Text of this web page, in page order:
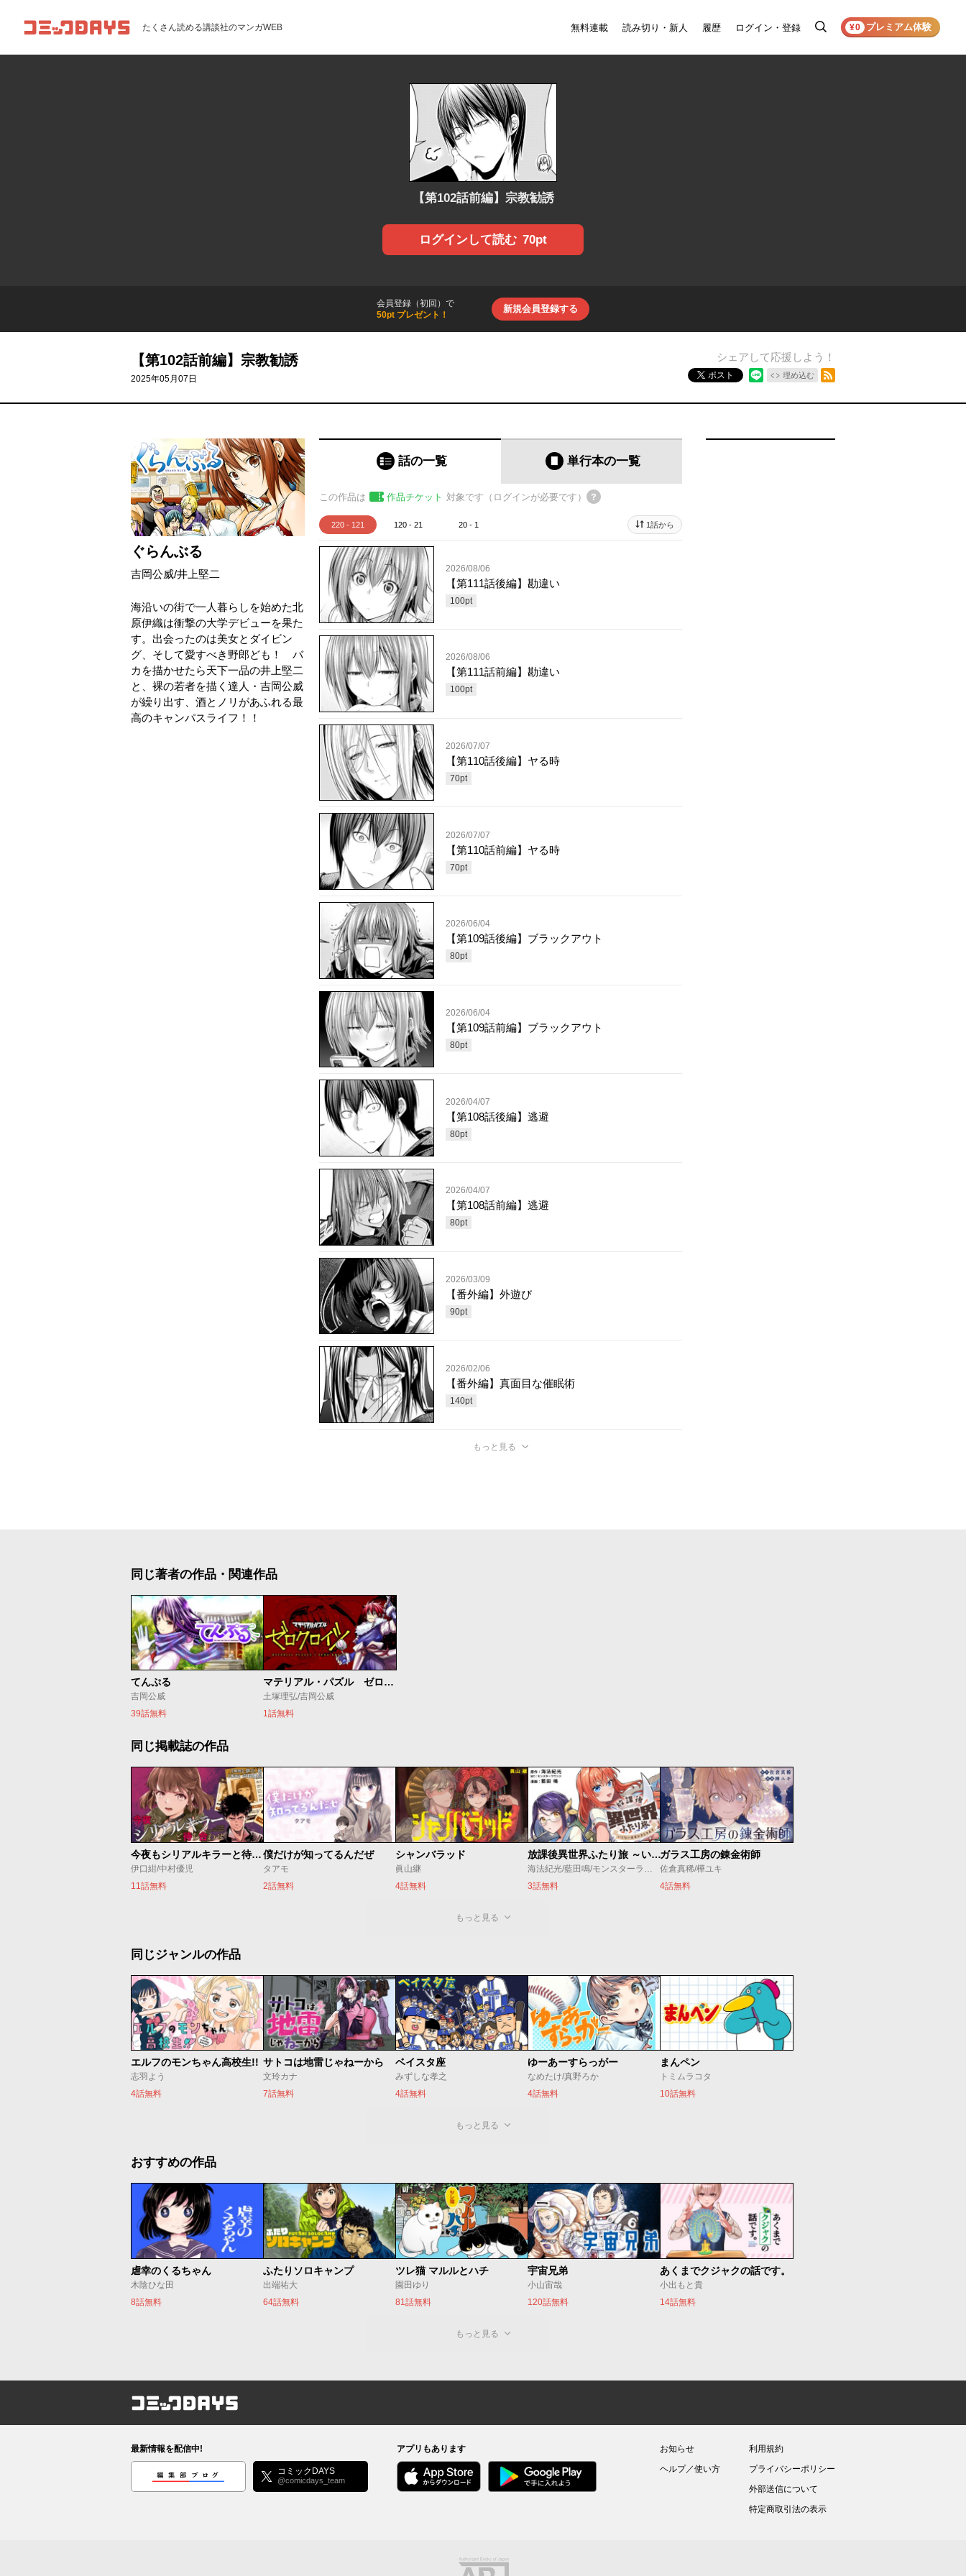
コミックDAYS たくさん読める講談社のマンガWEB 無料連載 読み切り・新人 履歴 ログイン・登録
検
¥0 プレミアム体験
【第102話前編】宗教勧誘
ログインして読む 70pt
会員登録（初回）で
50pt プレゼント！
新規会員登録する
【第102話前編】宗教勧誘
2025年05月07日
シェアして応援しよう！
ポスト 埋め込む
ぐらんぶる
吉岡公威/井上堅二
海沿いの街で一人暮らしを始めた北
原伊織は衝撃の大学デビューを果た
す。出会ったのは美女とダイビン
グ、そして愛すべき野郎ども！ バ
カを描かせたら天下一品の井上堅二
と、裸の若者を描く達人・吉岡公威
が繰り出す、酒とノリがあふれる最
高のキャンパスライフ！！
話の一覧 単行本の一覧
この作品は 作品チケット 対象です（ログインが必要です）
220 - 121 120 - 21 20 - 1 1話から
2026/08/06
【第111話後編】勘違い
100pt
2026/08/06
【第111話前編】勘違い
100pt
2026/07/07
【第110話後編】ヤる時
70pt
2026/07/07
【第110話前編】ヤる時
70pt
2026/06/04
【第109話後編】ブラックアウト
80pt
2026/06/04
【第109話前編】ブラックアウト
80pt
2026/04/07
【第108話後編】逃避
80pt
2026/04/07
【第108話前編】逃避
80pt
2026/03/09
【番外編】外遊び
90pt
2026/02/06
【番外編】真面目な催眠術
140pt
もっと見る
同じ著者の作品・関連作品
てんぷる
吉岡公威
39話無料
マテリアル・パズル ゼロクロイツ
土塚理弘/吉岡公威
1話無料
同じ掲載誌の作品
今夜もシリアルキラーと待ち合わせ
伊口紺/中村優児
11話無料
僕だけが知ってるんだぜ
タアモ
2話無料
シャンバラッド
眞山継
4話無料
放課後異世界ふたり旅 ～いらない勇者ひきとります～
3話無料
ガラス工房の錬金術師
佐倉真稀/樺ユキ
4話無料
もっと見る
同じジャンルの作品
エルフのモンちゃん高校生!!
志羽よう
4話無料
サトコは地雷じゃねーから
文玲カナ
7話無料
ベイスタ座
みずしな孝之
4話無料
ゆーあーすらっがー
なめたけ/真野ろか
4話無料
まんペン
トミムラコタ
10話無料
もっと見る
おすすめの作品
虐幸のくるちゃん
木陰ひな田
8話無料
ふたりソロキャンプ
出端祐大
64話無料
ツレ猫 マルルとハチ
園田ゆり
81話無料
宇宙兄弟
小山宙哉
120話無料
あくまでクジャクの話です。
小出もと貴
14話無料
もっと見る
コミックDAYS
最新情報を配信中!
編集部ブログ コミックDAYS
@comicdays_team
アプリもあります
お知らせ
ヘルプ／使い方
利用規約
プライバシーポリシー
外部送信について
特定商取引法の表示